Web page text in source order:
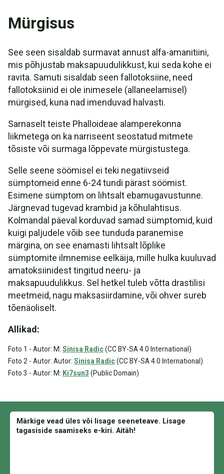
Mürgisus
See seen sisaldab surmavat annust alfa-amanitiini,
mis põhjustab maksapuudulikkust, kui seda kohe ei
ravita. Samuti sisaldab seen fallotoksiine, need
fallotoksiinid ei ole inimesele (allaneelamisel)
mürgised, kuna nad imenduvad halvasti.
Sarnaselt teiste Phalloideae alamperekonna
liikmetega on ka narriseent seostatud mitmete
tõsiste või surmaga lõppevate mürgistustega.
Selle seene söömisel ei teki negatiivseid
sümptomeid enne 6-24 tundi pärast söömist.
Esimene sümptom on lihtsalt ebamugavustunne.
Järgnevad tugevad krambid ja kõhulahtisus.
Kolmandal päeval korduvad samad sümptomid, kuid
kuigi paljudele võib see tunduda paranemise
märgina, on see enamasti lihtsalt lõplike
sümptomite ilmnemise eelkäija, mille hulka kuuluvad
amatoksiinidest tingitud neeru- ja
maksapuudulikkus. Sel hetkel tuleb võtta drastilisi
meetmeid, nagu maksasiirdamine, või ohver sureb
tõenäoliselt.
Allikad:
Foto 1 - Autor: M: Sinisa Radic(CC BY-SA 4.0 International)
Foto 2 - Autor: Autor: Sinisa Radic(CC BY-SA 4.0 International)
Foto 3 - Autor: M: Ki7sun3 (Public Domain)